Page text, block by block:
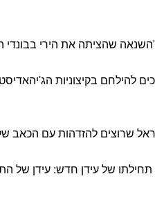
שהציתה את הירי בבונדי
להילחם בקיצוניות
שרוצים להזדהות עם הכאב
של עידן חדש: עידן של